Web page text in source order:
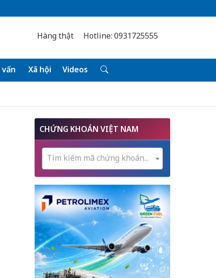
Hàng thật Hotline: 0931725555
Xã hội Videos
CHỨNG KHOÁN VIỆT NAM
Tìm kiếm mã chứng khoán...